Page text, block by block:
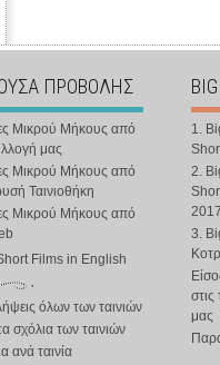
ΠΡΟΒΟΛΗΣ
Μικρού Μήκους από
μας
Μικρού Μήκους από
Ταινιοθήκη
Μικρού Μήκους από
Films in English
όλων των ταινιών
σχόλια των ταινιών
ανά ταινία
1.
2.
3.
στις
μας